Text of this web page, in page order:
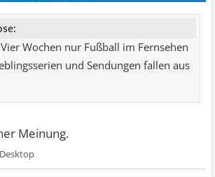
Vier Wochen nur Fußball im Fernsehen
und Sendungen fallen aus
Meinung.